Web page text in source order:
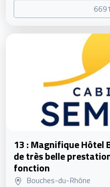
13 : Magnifique Hôtel
de très belle
fonction
Bouches-du-Rhône